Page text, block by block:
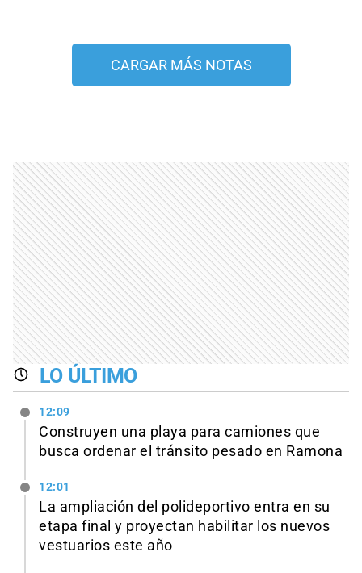
CARGAR MÁS NOTAS
LO ÚLTIMO
12:09
Construyen una playa para camiones que
busca ordenar el tránsito pesado en Ramona
12:01
La ampliación del polideportivo entra en su
etapa final y proyectan habilitar los nuevos
vestuarios este año